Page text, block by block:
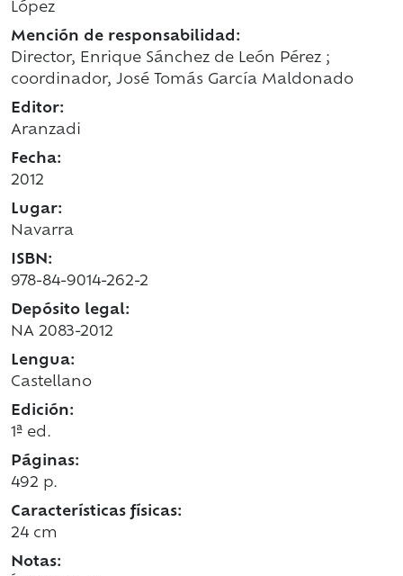
López
Mención de responsabilidad:
Director, Enrique Sánchez de León Pérez ;
coordinador, José Tomás García Maldonado
Editor:
Aranzadi
Fecha:
2012
Lugar:
Navarra
ISBN:
978-84-9014-262-2
Depósito legal:
NA 2083-2012
Lengua:
Castellano
Edición:
1ª ed.
Páginas:
492 p.
Características físicas:
24 cm
Notas: